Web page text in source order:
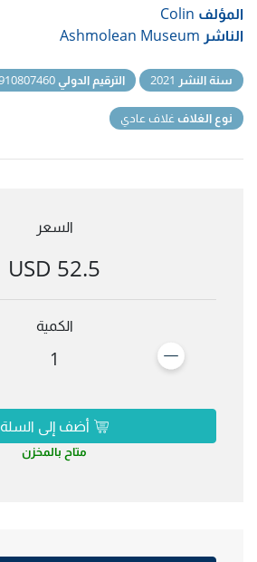
المؤلف Colin
الناشر Ashmolean Museum
سنة النشر الترقيم الدولي
نوع الغلاف غلاف عادي
السعر
52.5 USD
الكمية
1
أضف إلى السلة
متاح بالمخزن